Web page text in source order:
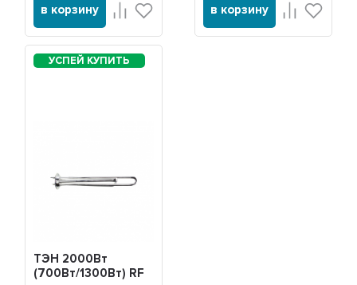
в корзину в корзину
ТЭН 2000Вт
(700Вт/1300Вт) RF